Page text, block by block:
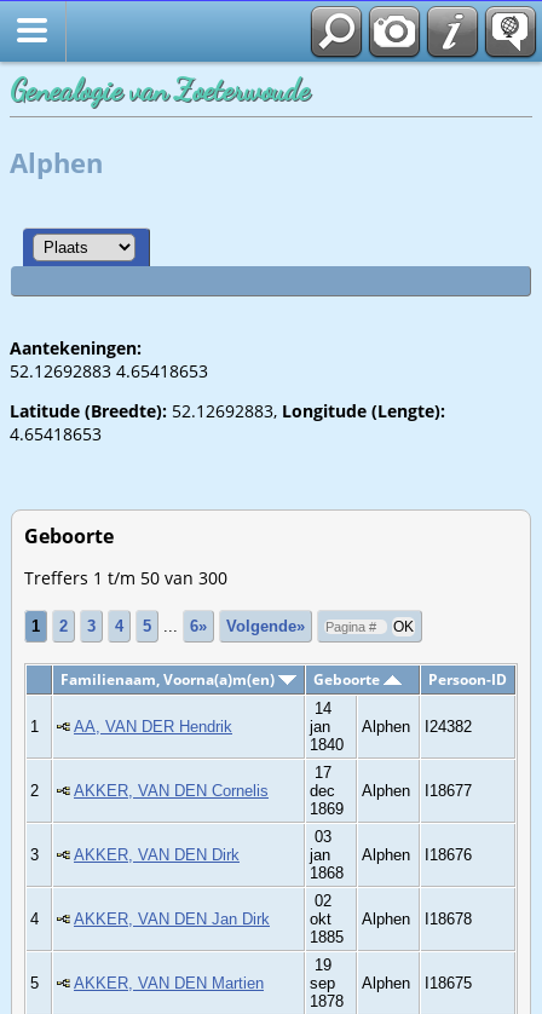
Genealogie van Zoeterwoude
Alphen
Aantekeningen:
52.12692883 4.65418653
Latitude (Breedte): 52.12692883, Longitude (Lengte):
4.65418653
Geboorte
Treffers 1 t/m 50 van 300
1 2 3 4 5 6» Volgende»
Familienaam, Voorna(a)m(en) Geboorte Persoon-ID
1 AA, VAN DER Hendrik
14
jan
1840
Alphen I24382
2 AKKER, VAN DEN Cornelis
17
dec
1869
Alphen I18677
3 AKKER, VAN DEN Dirk
03
jan
1868
Alphen I18676
4 AKKER, VAN DEN Jan Dirk
02
okt
1885
Alphen I18678
5 AKKER, VAN DEN Martien
19
sep
1878
Alphen I18675